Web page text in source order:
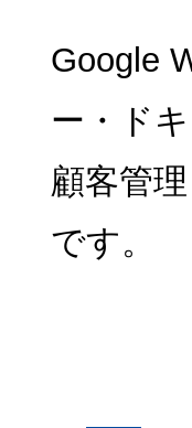
Google
ー・ド
顧客管
です。